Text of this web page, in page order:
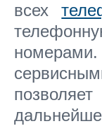
всех